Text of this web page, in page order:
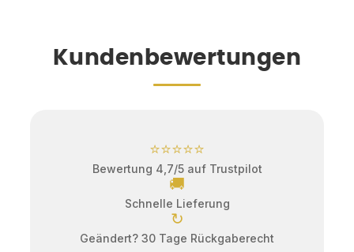
Kundenbewertungen
⭐⭐⭐⭐⭐
Bewertung 4,7/5 auf Trustpilot
🚚
Schnelle Lieferung
↻
Geändert? 30 Tage Rückgaberecht